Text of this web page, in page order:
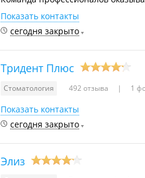
Показать контакты
сегодня закрыто
Тридент Плюс
Стоматология 492 отзыва 1
Показать контакты
сегодня закрыто
Элиз